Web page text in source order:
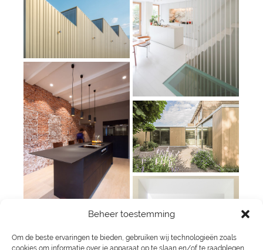
Beheer toestemming
Om de beste ervaringen te bieden, gebruiken wij technologieën zoals
cookies om informatie over je apparaat op te slaan en/of te raadplegen.